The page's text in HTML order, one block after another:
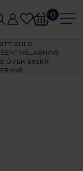
GULD
ÖVER 695KR
0